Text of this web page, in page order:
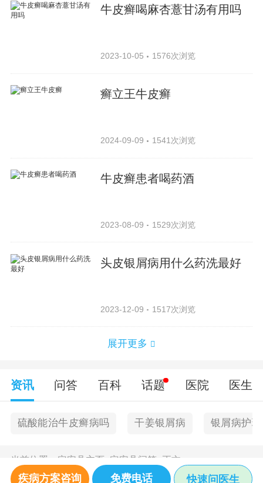
牛皮癣喝麻杏薏甘汤有用吗
2023-10-05 1576次浏览
癣立王牛皮癣
2024-09-09 1541次浏览
牛皮癣患者喝药酒
2023-08-09 1529次浏览
头皮银屑病用什么药洗最好
2023-12-09 1517次浏览
展开更多
资讯 问答 百科 话题 医院 医生
硫酸能治牛皮癣病吗 干姜银屑病 银屑病护
当前位置： 定安县主页> 定安县问答> 正文
疾病方案咨询 免费电话 快速问医生